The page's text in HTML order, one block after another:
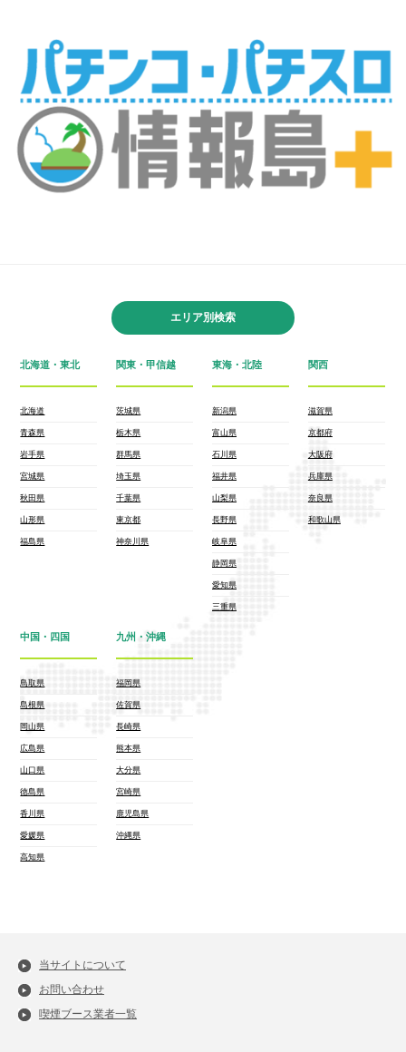
エリア別検索
北海道・東北
北海道
青森県
岩手県
宮城県
秋田県
山形県
福島県
関東・甲信越
茨城県
栃木県
群馬県
埼玉県
千葉県
東京都
神奈川県
東海・北陸
新潟県
富山県
石川県
福井県
山梨県
長野県
岐阜県
静岡県
愛知県
三重県
関西
滋賀県
京都府
大阪府
兵庫県
奈良県
和歌山県
中国・四国
鳥取県
島根県
岡山県
広島県
山口県
徳島県
香川県
愛媛県
高知県
九州・沖縄
福岡県
佐賀県
長崎県
熊本県
大分県
宮崎県
鹿児島県
沖縄県
当サイトについて
お問い合わせ
喫煙ブース業者一覧